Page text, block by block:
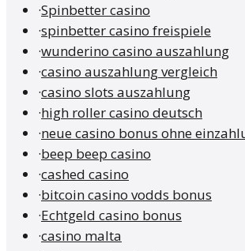
·Spinbetter casino
·spinbetter casino freispiele
·wunderino casino auszahlung
·casino auszahlung vergleich
·casino slots auszahlung
·high roller casino deutsch
·neue casino bonus ohne
·beep beep casino
·cashed casino
·bitcoin casino vodds bonus
·Echtgeld casino bonus
·casino malta